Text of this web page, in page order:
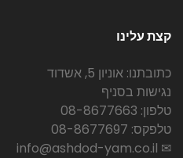
קצת עלינו
כתובתנו: אוניון 5, אשדוד
נגישות בסניף
טלפון: 08-8677663
טלפקס: 08-8677697
✉ info@ashdod-yam.co.il